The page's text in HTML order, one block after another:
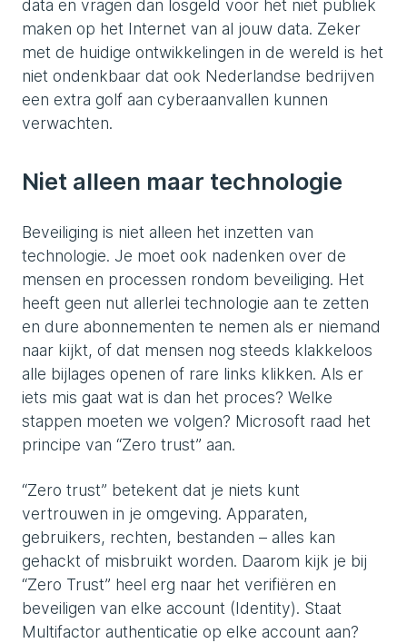
data en vragen dan losgeld voor het niet publiek
maken op het Internet van al jouw data. Zeker
met de huidige ontwikkelingen in de wereld is het
niet ondenkbaar dat ook Nederlandse bedrijven
een extra golf aan cyberaanvallen kunnen
verwachten.
Niet alleen maar technologie
Beveiliging is niet alleen het inzetten van
technologie. Je moet ook nadenken over de
mensen en processen rondom beveiliging. Het
heeft geen nut allerlei technologie aan te zetten
en dure abonnementen te nemen als er niemand
naar kijkt, of dat mensen nog steeds klakkeloos
alle bijlages openen of rare links klikken. Als er
iets mis gaat wat is dan het proces? Welke
stappen moeten we volgen? Microsoft raad het
principe van “Zero trust” aan.
“Zero trust” betekent dat je niets kunt
vertrouwen in je omgeving. Apparaten,
gebruikers, rechten, bestanden – alles kan
gehackt of misbruikt worden. Daarom kijk je bij
“Zero Trust” heel erg naar het verifiëren en
beveiligen van elke account (Identity). Staat
Multifactor authenticatie op elke account aan?